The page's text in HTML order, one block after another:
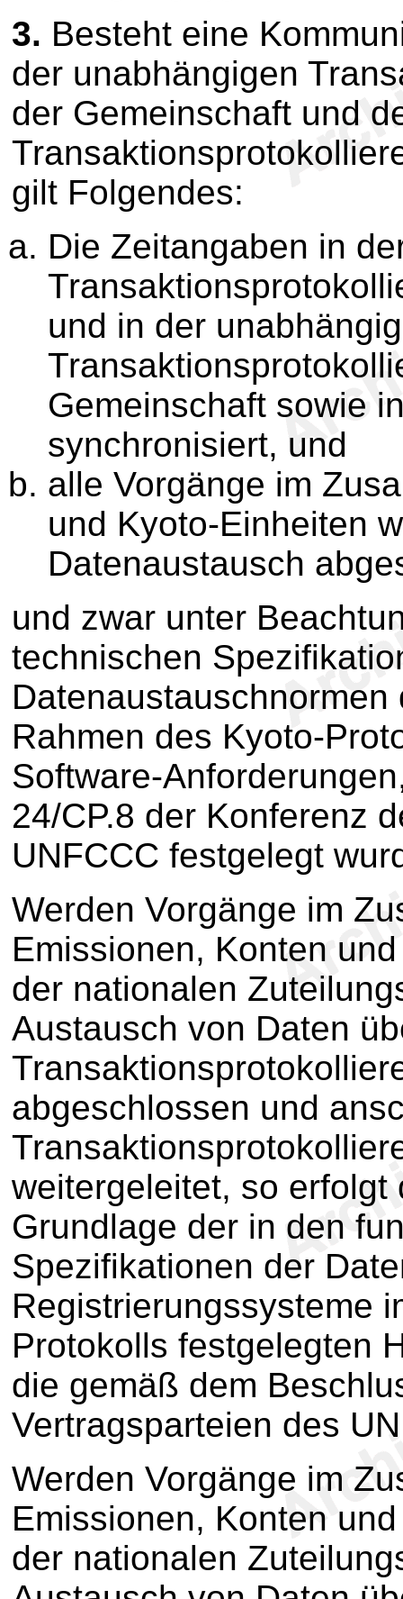
3. Besteht eine
der unabhängigen
der Gemeinschaft und
gilt Folgendes:
Die Zeitangaben in
und in der
Gemeinschaft sowie
synchronisiert, und
alle Vorgänge im
und Kyoto-Einheiten
Datenaustausch
und zwar unter
technischen
Rahmen des Kyoto-
Software-
24/CP.8 der Konferenz
UNFCCC festgelegt
Werden Vorgänge im
Emissionen, Konten
der nationalen
Austausch von Daten
abgeschlossen und
weitergeleitet, so
Grundlage der in den
Spezifikationen der
Registrierungssysteme
Protokolls festgelegten
die gemäß dem
Vertragsparteien des
Werden Vorgänge im
Emissionen, Konten
der nationalen